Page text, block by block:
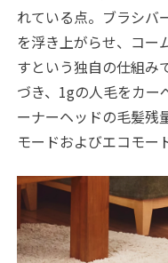
れている点。ブラシバ
を浮き上がらせ、コー
すという独自の仕組み
づき、1gの人毛をカー
ーナーヘッドの毛髪残
モードおよびエコモー